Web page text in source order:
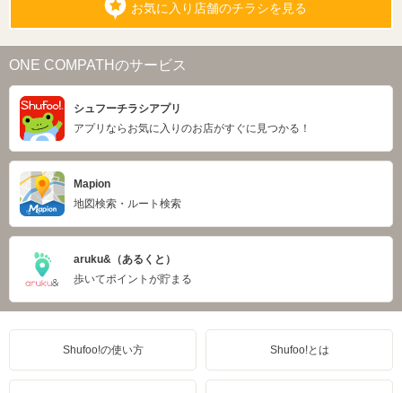
お気に入り店舗のチラシを見る
ONE COMPATHのサービス
シュフーチラシアプリ
アプリならお気に入りのお店がすぐに見つかる！
Mapion
地図検索・ルート検索
aruku&（あるくと）
歩いてポイントが貯まる
Shufoo!の使い方 Shufoo!とは